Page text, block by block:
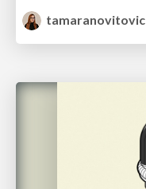
tamaranovitovic